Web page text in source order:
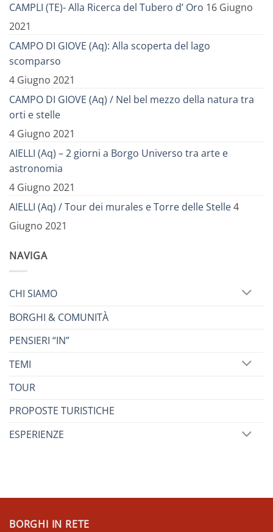
CAMPLI (TE)- Alla Ricerca del Tubero d’ Oro 16 Giugno
2021
CAMPO DI GIOVE (Aq): Alla scoperta del lago
scomparso
4 Giugno 2021
CAMPO DI GIOVE (Aq) / Nel bel mezzo della natura tra
orti e stelle
4 Giugno 2021
AIELLI (Aq) – 2 giorni a Borgo Universo tra arte e
astronomia
4 Giugno 2021
AIELLI (Aq) / Tour dei murales e Torre delle Stelle4
Giugno 2021
NAVIGA
CHI SIAMO
BORGHI & COMUNITÀ
PENSIERI “IN”
TEMI
TOUR
PROPOSTE TURISTICHE
ESPERIENZE
BORGHI IN RETE